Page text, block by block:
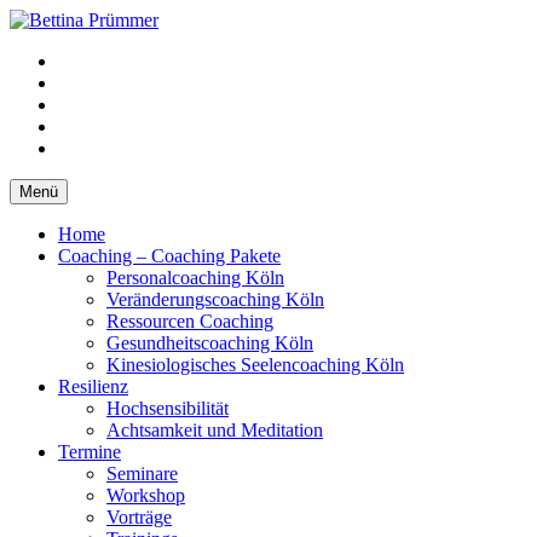
Springe
Inhalt
Menü
Home
Coaching – Coaching Pakete
Personalcoaching Köln
Veränderungscoaching Köln
Ressourcen Coaching
Gesundheitscoaching Köln
Kinesiologisches Seelencoaching Köln
Resilienz
Hochsensibilität
Achtsamkeit und Meditation
Termine
Seminare
Workshop
Vorträge